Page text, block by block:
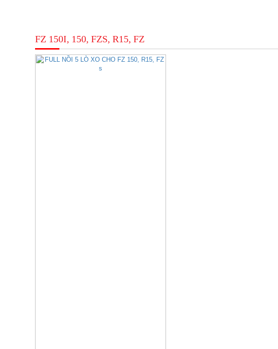
FZ 150I, 150, FZS, R15, FZ